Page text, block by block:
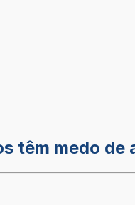
têm medo de